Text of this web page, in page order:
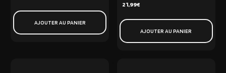
AJOUTER AU PANIER
21,99€
AJOUTER AU PANIER